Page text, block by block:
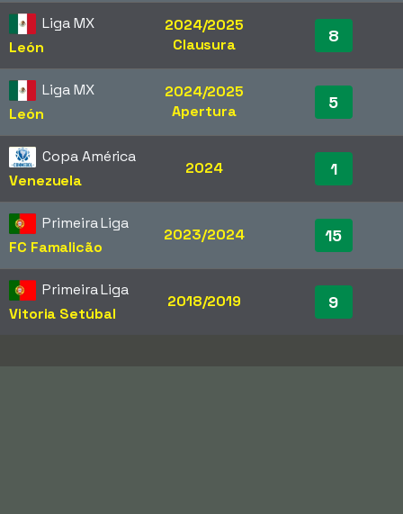
Liga MX
León
2024/2025
Clausura
8
Liga MX
León
2024/2025
Apertura
5
Copa América
Venezuela
2024 1
Primeira Liga
FC Famalicão
2023/2024 15
Primeira Liga
Vitoria Setúbal
2018/2019 9